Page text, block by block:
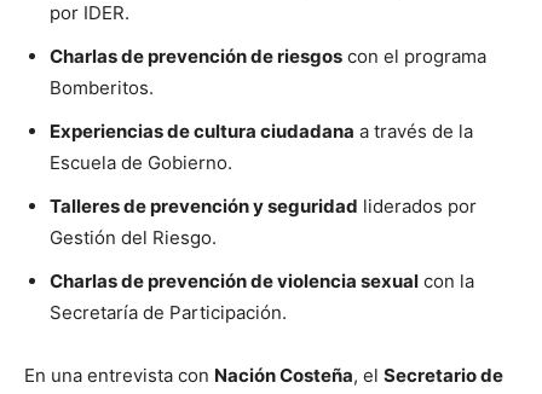
por IDER.
Charlas de prevención de riesgos con el programa
Bomberitos.
Experiencias de cultura ciudadana a través de la
Escuela de Gobierno.
Talleres de prevención y seguridad liderados por
Gestión del Riesgo.
Charlas de prevención de violencia sexual con la
Secretaría de Participación.
En una entrevista con Nación Costeña, el Secretario de